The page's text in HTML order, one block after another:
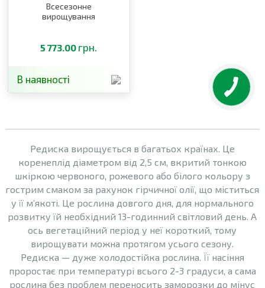
Всесезонне
вирощування
5 773.00 грн.
В наявності
Редиска вирощується в багатьох країнах. Це
коренеплід діаметром від 2,5 см, вкритий тонкою
шкіркою червоного, рожевого або білого кольору з
гострим смаком за рахунок гірчичної олії, що міститься
у її м’якоті. Це рослина довгого дня, для нормального
розвитку їй необхідний 13-годинний світловий день. А
ось вегетаційний період у неї короткий, тому
вирощувати можна протягом усього сезону.
Редиска — дуже холодостійка рослина. Її насіння
проростає при температурі всього 2-3 градуси, а сама
рослина без проблем переносить заморозки до мінус